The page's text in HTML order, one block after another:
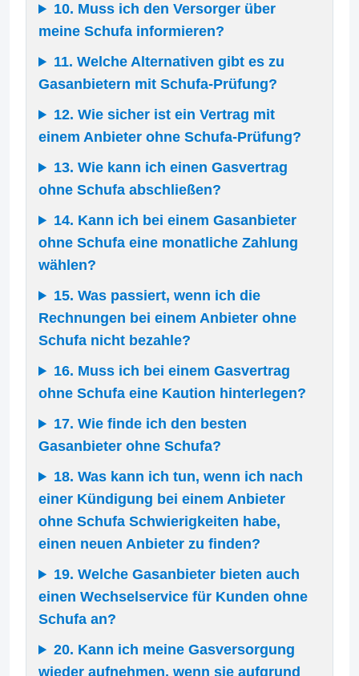
10. Muss ich den Versorger über
meine Schufa informieren?
11. Welche Alternativen gibt es zu
Gasanbietern mit Schufa-Prüfung?
12. Wie sicher ist ein Vertrag mit
einem Anbieter ohne Schufa-Prüfung?
13. Wie kann ich einen Gasvertrag
ohne Schufa abschließen?
14. Kann ich bei einem Gasanbieter
ohne Schufa eine monatliche Zahlung
wählen?
15. Was passiert, wenn ich die
Rechnungen bei einem Anbieter ohne
Schufa nicht bezahle?
16. Muss ich bei einem Gasvertrag
ohne Schufa eine Kaution hinterlegen?
17. Wie finde ich den besten
Gasanbieter ohne Schufa?
18. Was kann ich tun, wenn ich nach
einer Kündigung bei einem Anbieter
ohne Schufa Schwierigkeiten habe,
einen neuen Anbieter zu finden?
19. Welche Gasanbieter bieten auch
einen Wechselservice für Kunden ohne
Schufa an?
20. Kann ich meine Gasversorgung
wieder aufnehmen, wenn sie aufgrund